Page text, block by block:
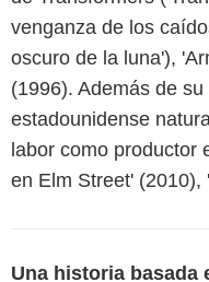
venganza de los
oscuro de la luna'),
(1996). Además de
estadounidense
labor como productor
en Elm Street' (2010),
Una historia basada